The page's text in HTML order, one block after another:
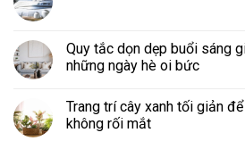
Quy tắc dọn dẹp buổi sáng
những ngày hè oi bức
Trang trí cây xanh tối giản
không rối mắt